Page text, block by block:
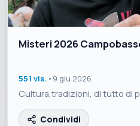
Misteri 2026
551 vis. • 9 giu 2026
Cultura,tradizioni, di tutto di
Condividi